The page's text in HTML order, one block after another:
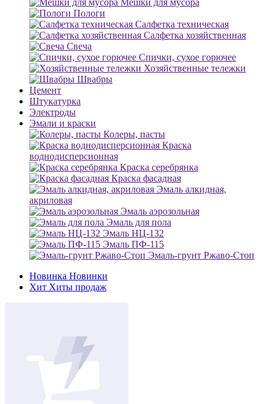
Мешки для мусора
Пологи
Салфетка техническая
Салфетка хозяйственная
Свеча
Спички, сухое горючее
Хозяйственные тележки
Швабры
Цемент
Штукатурка
Электроды
Эмали и краски
Колеры, пасты
Краска
воднодисперсионная
Краска серебрянка
Краска фасадная
Эмаль алкидная,
акриловая
Эмаль аэрозольная
Эмаль для пола
Эмаль НЦ-132
Эмаль ПФ-115
Эмаль-грунт Ржаво-Стоп
Новинка Новинки
Хит Хиты продаж